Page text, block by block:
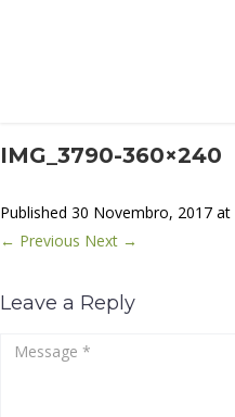
IMG_3790-360×240
Published 30 Novembro, 2017 at
← Previous Next →
Leave a Reply